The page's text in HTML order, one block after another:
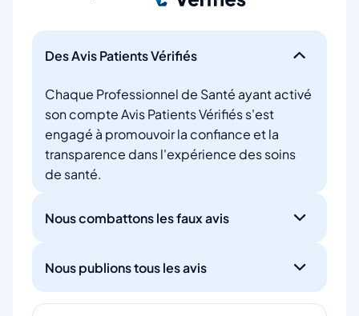
Des Avis Patients Vérifiés
Chaque Professionnel de Santé ayant activé
son compte Avis Patients Vérifiés s'est
engagé à promouvoir la confiance et la
transparence dans l'expérience des soins
de santé.
Nous combattons les faux avis
Nous publions tous les avis